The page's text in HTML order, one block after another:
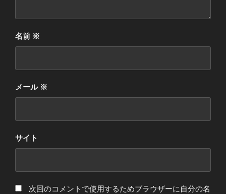
名前 ※
メール ※
サイト
次回のコメントで使用するためブラウザーに自分の名